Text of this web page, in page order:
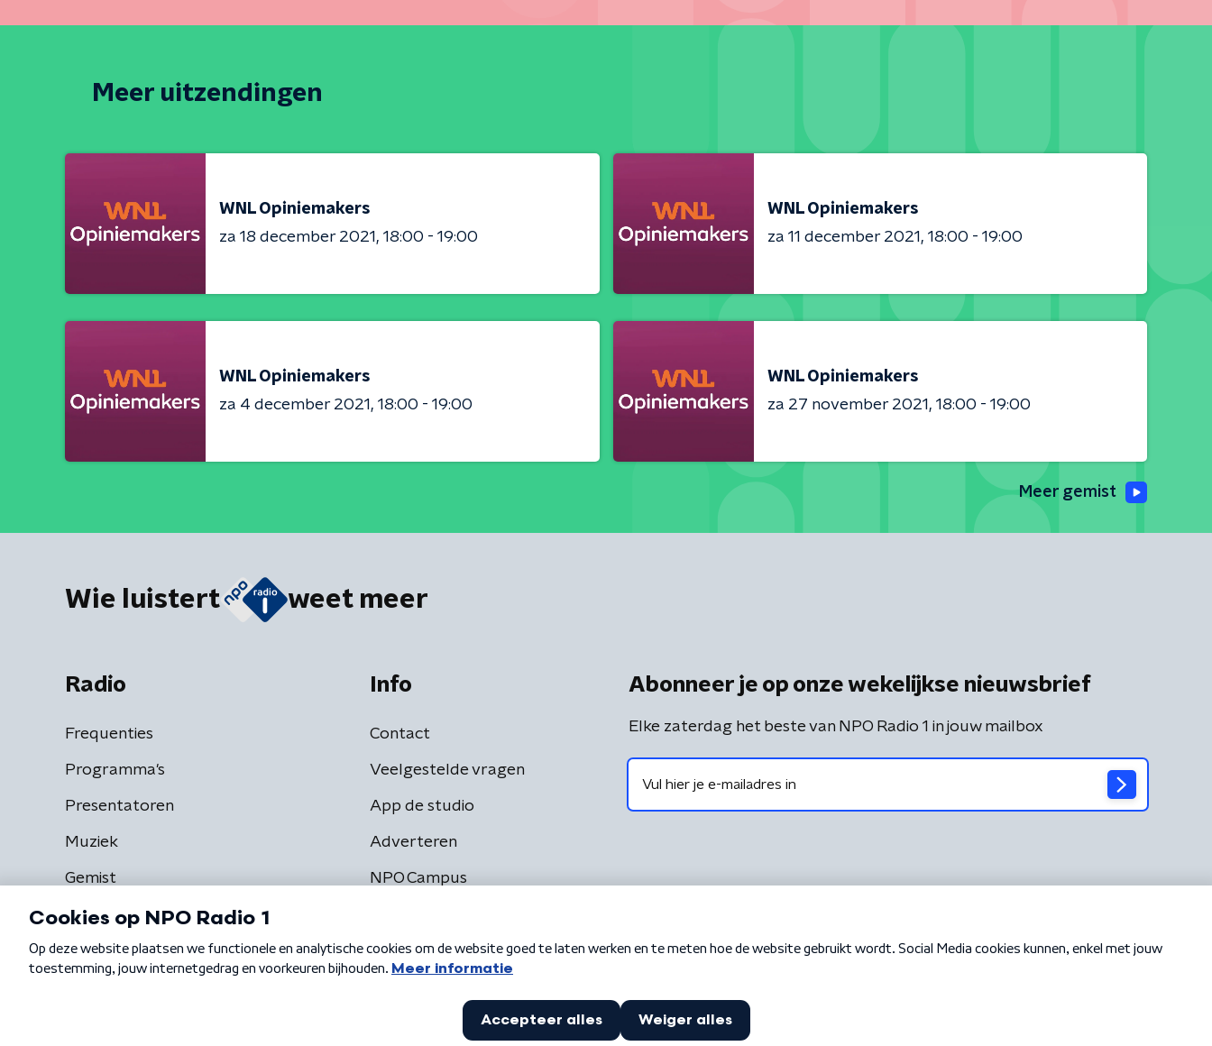
Meer uitzendingen
WNL Opiniemakers
za 18 december 2021
18:00 - 19:00
WNL Opiniemakers
za 11 december 2021
18:00 - 19:00
WNL Opiniemakers
za 4 december 2021
18:00 - 19:00
WNL Opiniemakers
za 27 november 2021
18:00 - 19:00
Meer gemist
Wie luistert weet meer
Radio
Frequenties
Programma's
Presentatoren
Muziek
Gemist
Info
Contact
Veelgestelde vragen
App de studio
Adverteren
NPO Campus
Abonneer je op onze wekelijkse nieuwsbrief
Elke zaterdag het beste van NPO Radio 1 in jouw mailbox
Algemene voorwaarden Privacybeleid